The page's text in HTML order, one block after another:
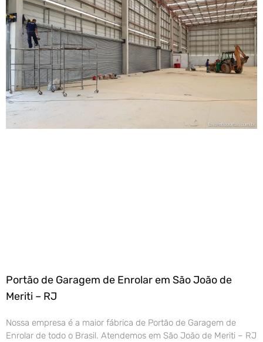
Portão de Garagem de Enrolar em São João de
Meriti – RJ
Nossa empresa é a maior fábrica de Portão de Garagem de
Enrolar de todo o Brasil. Atendemos em São João de Meriti – RJ